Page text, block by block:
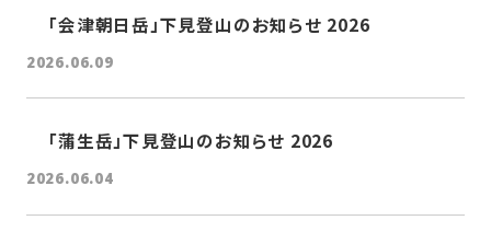
「会津朝日岳」下見登山のお知らせ 2026
2026.06.09
「蒲生岳」下見登山のお知らせ 2026
2026.06.04